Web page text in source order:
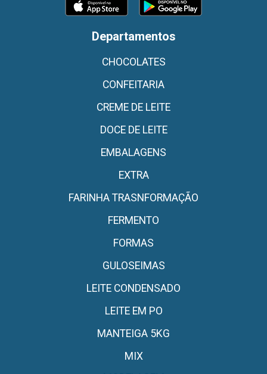
Departamentos
CHOCOLATES
CONFEITARIA
CREME DE LEITE
DOCE DE LEITE
EMBALAGENS
EXTRA
FARINHA TRASNFORMAÇÃO
FERMENTO
FORMAS
GULOSEIMAS
LEITE CONDENSADO
LEITE EM PO
MANTEIGA 5KG
MIX